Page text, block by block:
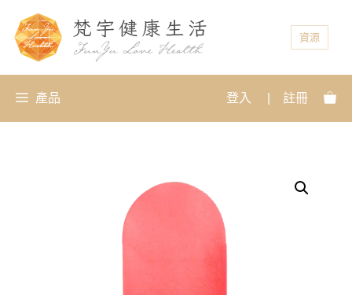
資源
產品 登入 註冊